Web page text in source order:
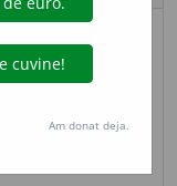
Am donat deja.